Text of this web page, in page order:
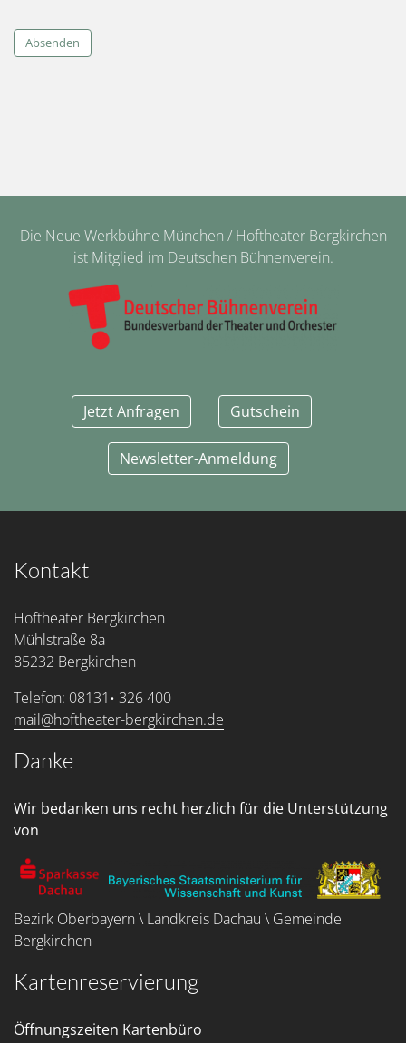
Absenden
Die Neue Werkbühne München / Hoftheater Bergkirchen
ist Mitglied im Deutschen Bühnenverein.
Jetzt Anfragen Gutschein
Newsletter-Anmeldung
Kontakt
Hoftheater Bergkirchen
Mühlstraße 8a
85232 Bergkirchen
Telefon: 08131• 326 400
mail@hoftheater-bergkirchen.de
Danke
Wir bedanken uns recht herzlich für die Unterstützung
von
Bezirk Oberbayern \ Landkreis Dachau \ Gemeinde
Bergkirchen
Kartenreservierung
Öffnungszeiten Kartenbüro